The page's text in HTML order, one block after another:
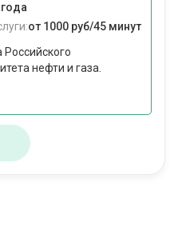
от 1000 руб/45 минут
Российского
нефти и газа.